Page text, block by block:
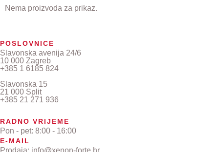
Nema proizvoda za prikaz.
POSLOVNICE
Slavonska avenija 24/6
10 000 Zagreb
+385 1 6185 824
Slavonska 15
21 000 Split
+385 21 271 936
RADNO VRIJEME
Pon - pet: 8:00 - 16:00
E-MAIL